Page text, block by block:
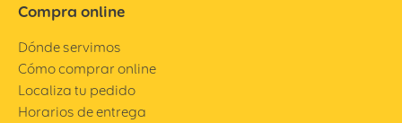
Compra online
Dónde servimos
Cómo comprar online
Localiza tu pedido
Horarios de entrega